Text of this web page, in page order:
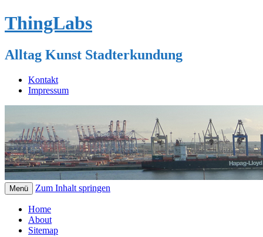
ThingLabs
Alltag Kunst Stadterkundung
Kontakt
Impressum
Menü Zum Inhalt springen
Home
About
Sitemap